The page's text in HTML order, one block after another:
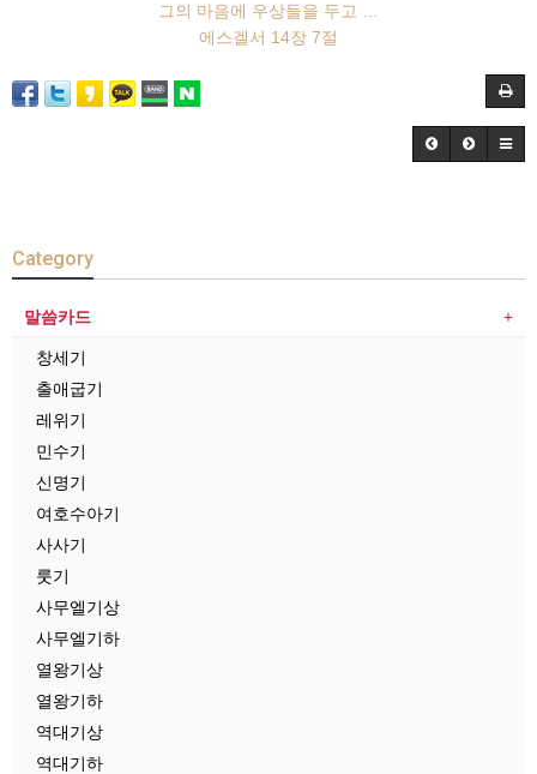
그의 마음에 우상들을 두고 …
에스겔서 14장 7절
Category
말씀카드
창세기
출애굽기
레위기
민수기
신명기
여호수아기
사사기
룻기
사무엘기상
사무엘기하
열왕기상
열왕기하
역대기상
역대기하